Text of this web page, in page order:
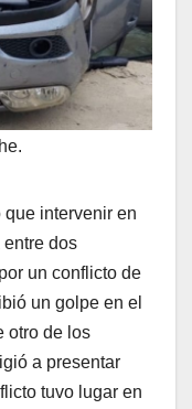
intervenir en
entre dos
un conflicto de
un golpe en el
otro de los
a presentar
tuvo lugar en